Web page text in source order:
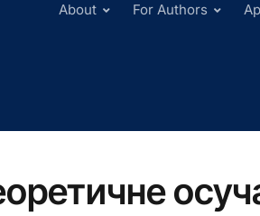
About For Authors